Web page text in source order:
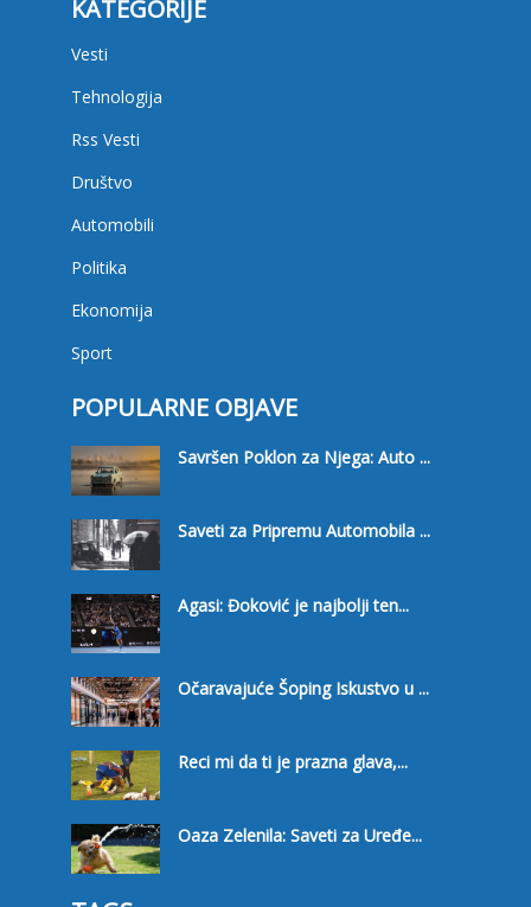
KATEGORIJE
Vesti
Tehnologija
Rss Vesti
Društvo
Automobili
Politika
Ekonomija
Sport
POPULARNE OBJAVE
Savršen Poklon za Njega: Auto ...
Saveti za Pripremu Automobila ...
Agasi: Đoković je najbolji ten...
Očaravajuće Šoping Iskustvo u ...
Reci mi da ti je prazna glava,...
Oaza Zelenila: Saveti za Uređe...